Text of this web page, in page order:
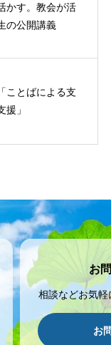
かす。教会が活
の公開講義
ことばによる支
」
お
相談などお気
お